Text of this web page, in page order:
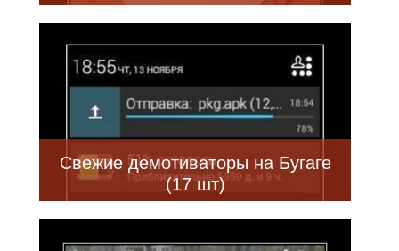
Свежие демотиваторы на Бугаге
(17 шт)